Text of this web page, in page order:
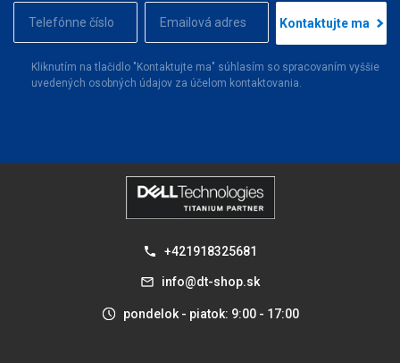
Kontaktujte ma
Kliknutím na tlačidlo "Kontaktujte ma" súhlasím so spracovaním vyššie
uvedených osobných údajov za účelom kontaktovania.
+421918325681
info@dt-shop.sk
pondelok - piatok: 9:00 - 17:00